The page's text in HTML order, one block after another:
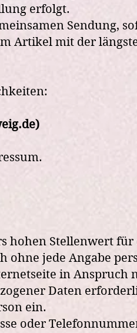
erfolgt.
Sendung,
Artikel mit der
)
.
hohen Stellenwert für
ohne jede Angabe
in Anspruch
Daten
ein.
oder